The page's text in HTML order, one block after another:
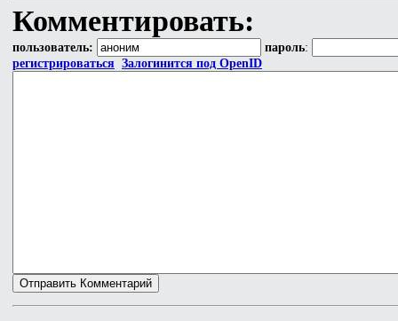
Комментировать:
пользователь: пароль:
регистрироваться Залогинится под OpenID